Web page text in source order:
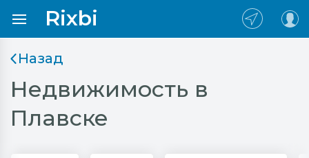
Rixbi
Назад
Недвижимость в
Плавске